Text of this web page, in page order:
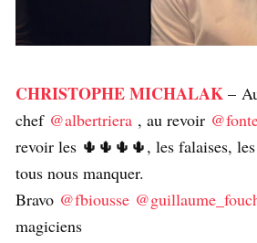
CHRISTOPHE MICHALAK –
chef @albertriera , au revoir
revoir les 🌵🌵🌵🌵, les falaises,
tous nous manquer.
Bravo @fbiousse
magiciens